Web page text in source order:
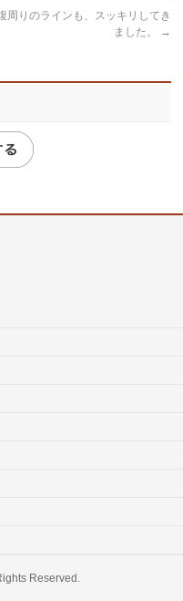
周りのラインも、スッキリしてき
ました。
→
Reserved.